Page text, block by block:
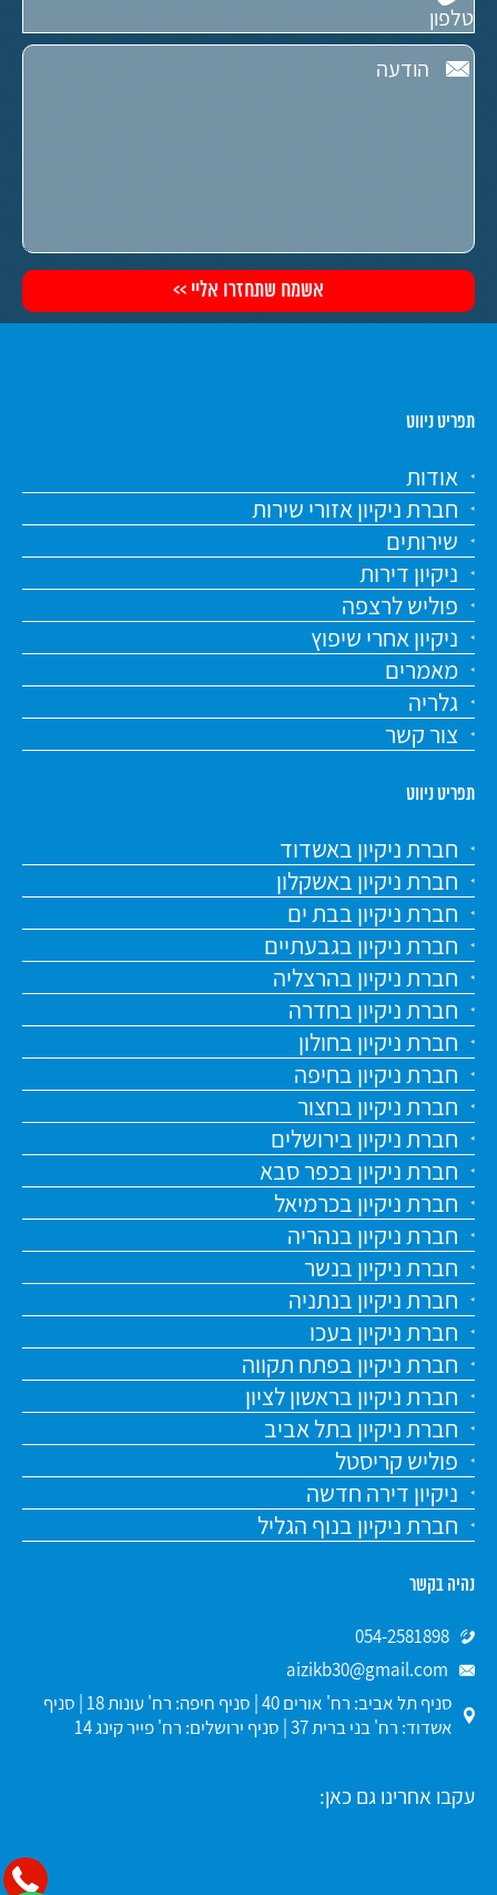
תפריט ניווט
אודות
חברת ניקיון אזורי שירות
שירותים
ניקיון דירות
פוליש לרצפה
ניקיון אחרי שיפוץ
מאמרים
גלריה
צור קשר
תפריט ניווט
חברת ניקיון באשדוד
חברת ניקיון באשקלון
חברת ניקיון בבת ים
חברת ניקיון בגבעתיים
חברת ניקיון בהרצליה
חברת ניקיון בחדרה
חברת ניקיון בחולון
חברת ניקיון בחיפה
חברת ניקיון בחצור
חברת ניקיון בירושלים
חברת ניקיון בכפר סבא
חברת ניקיון בכרמיאל
חברת ניקיון בנהריה
חברת ניקיון בנשר
חברת ניקיון בנתניה
חברת ניקיון בעכו
חברת ניקיון בפתח תקווה
חברת ניקיון בראשון לציון
חברת ניקיון בתל אביב
פוליש קריסטל
ניקיון דירה חדשה
חברת ניקיון בנוף הגליל
נהיה בקשר
054-2581898
aizikb30@gmail.com
סניף תל אביב: רח' אורים 40 | סניף חיפה: רח' עונות 18 | סניף
אשדוד: רח' בני ברית 37 | סניף ירושלים: רח' פייר קינג 14
עקבו אחרינו גם כאן: